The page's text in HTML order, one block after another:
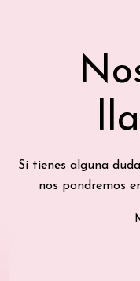
Si tienes alguna
nos pondremos